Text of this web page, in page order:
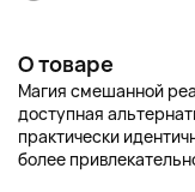
О товаре
Магия смешанной
доступная
практически
более